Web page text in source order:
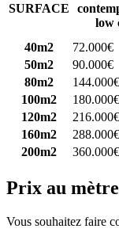
SURFACE
low
40m2
72.000€
50m2
90.000€
80m2
144.000€
100m2
180.000€
120m2
216.000€
160m2
288.000€
200m2
360.000€
Prix au
Vous souhaitez faire